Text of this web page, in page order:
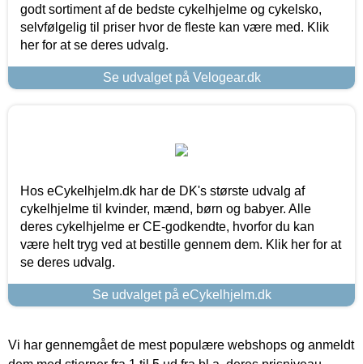
godt sortiment af de bedste cykelhjelme og cykelsko,
selvfølgelig til priser hvor de fleste kan være med. Klik
her for at se deres udvalg.
Se udvalget på Velogear.dk
Hos eCykelhjelm.dk har de DK's største udvalg af
cykelhjelme til kvinder, mænd, børn og babyer. Alle
deres cykelhjelme er CE-godkendte, hvorfor du kan
være helt tryg ved at bestille gennem dem. Klik her for at
se deres udvalg.
Se udvalget på eCykelhjelm.dk
Vi har gennemgået de mest populære webshops og anmeldt